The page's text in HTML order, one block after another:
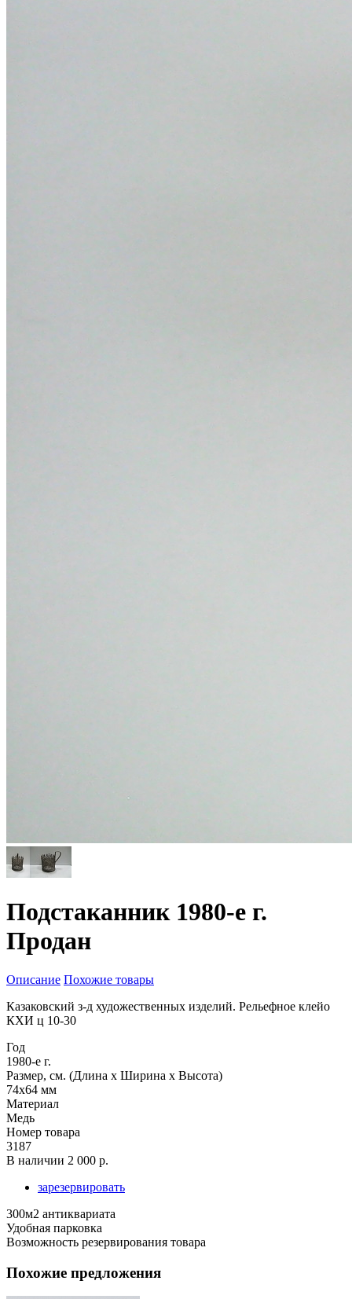
Подстаканник 1980-е г.
Продан
Описание Похожие товары
Казаковский з-д художественных изделий. Рельефное клейо
КХИ ц 10-30
Год
1980-е г.
Размер, см. (Длина х Ширина х Высота)
74х64 мм
Материал
Медь
Номер товара
3187
В наличии 2 000 р.
зарезервировать
300м2 антиквариата
Удобная парковка
Возможность резервирования товара
Похожие предложения